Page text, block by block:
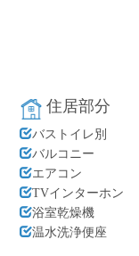
住居部分
バストイレ別
バルコニー
エアコン
TVインターホン
浴室乾燥機
温水洗浄便座